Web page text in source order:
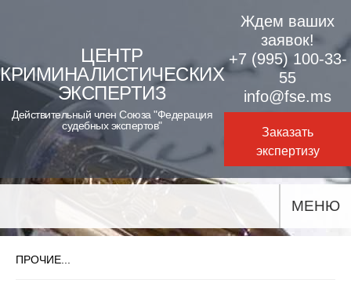
content
ЦЕНТР
КРИМИНАЛИСТИЧЕСКИХ
ЭКСПЕРТИЗ
Действительный член Союза "Федерация
судебных экспертов"
Ждем ваших
заявок!
+7 (995) 100-33-
55
info@fse.ms
Заказать
экспертизу
МЕНЮ
ПРОЧИЕ...